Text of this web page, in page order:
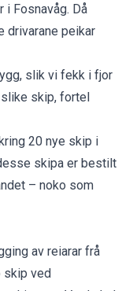
Fosnavåg. Då
drivarane peikar
slik vi fekk i fjor
skip, fortel
20 nye skip i
skipa er bestilt
– noko som
av reiarar frå
skip ved